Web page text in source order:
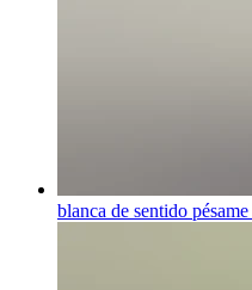
blanca de sentido pésame